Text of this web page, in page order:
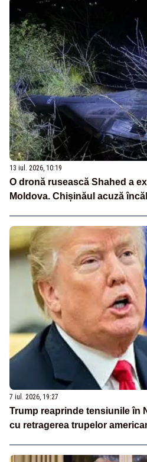
13 iul. 2026, 10:19
O dronă rusească Shahed a
Moldova. Chișinăul acuză
7 iul. 2026, 19:27
Trump reaprinde tensiunile în
cu retragerea trupelor